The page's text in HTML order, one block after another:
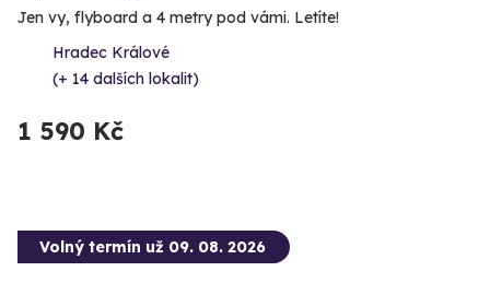
Jen vy, flyboard a 4 metry pod vámi. Letíte!
Hradec Králové
(+ 14 dalších lokalit)
1 590 Kč
Volný termín už 09. 08. 2026